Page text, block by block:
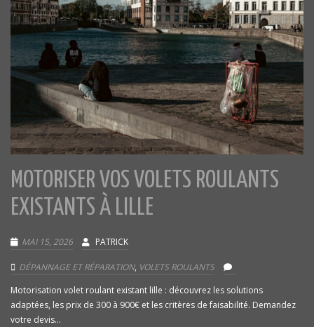
MOTORISER VOS VOLETS ROULANTS
EXISTANTS À LILLE
MAI 15, 2026 PATRICK
DÉPANNAGE ET RÉPARATION, VOLETS ROULANTS
Motorisation volet roulant existant lille : découvrez les solutions
adaptées, les prix de 300 à 900€ et les critères de faisabilité. Demandez
votre devis...